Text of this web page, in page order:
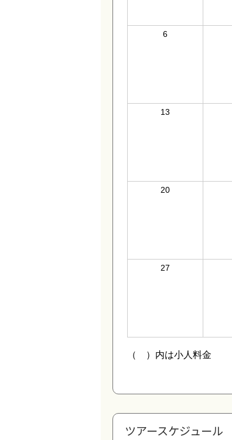
ツアースケジュール